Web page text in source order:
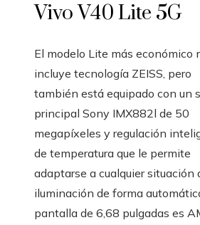
Vivo V40 Lite 5G
El modelo Lite más económico
incluye tecnología ZEISS, pero
también está equipado con un
principal Sony IMX882l de 50
megapíxeles y regulación
de temperatura que le permite
adaptarse a cualquier situación
iluminación de forma
pantalla de 6,68 pulgadas es